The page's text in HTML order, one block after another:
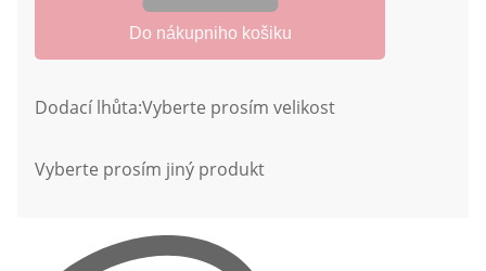
Do nákupniho košiku
Dodací lhůta:Vyberte prosím velikost
Vyberte prosím jiný produkt